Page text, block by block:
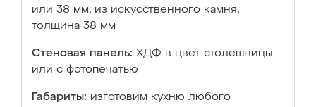
или 38 мм; из искусственного камня,
толщина 38 мм
Стеновая панель: ХДФ в цвет столешницы
или с фотопечатью
Габариты: изготовим кухню любого